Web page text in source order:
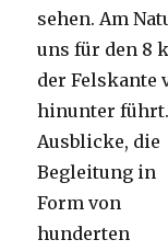
sehen. Am
uns für den 8
der Felskante
hinunter führt.
Ausblicke, die
Begleitung in
Form von
hunderten